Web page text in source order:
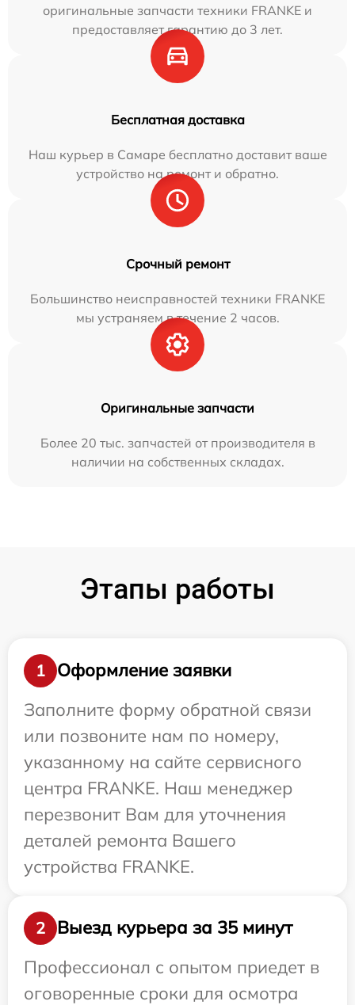
оригинальные запчасти техники FRANKE и
предоставляет гарантию до 3 лет.
Бесплатная доставка
Наш курьер в Самаре бесплатно доставит ваше
устройство на ремонт и обратно.
Срочный ремонт
Большинство неисправностей техники FRANKE
мы устраняем в течение 2 часов.
Оригинальные запчасти
Более 20 тыс. запчастей от производителя в
наличии на собственных складах.
Этапы работы
1
Оформление заявки
Заполните форму обратной связи
или позвоните нам по номеру,
указанному на сайте сервисного
центра FRANKE. Наш менеджер
перезвонит Вам для уточнения
деталей ремонта Вашего
устройства FRANKE.
2
Выезд курьера за 35 минут
Профессионал с опытом приедет в
оговоренные сроки для осмотра